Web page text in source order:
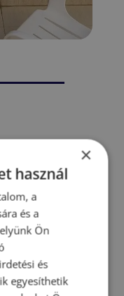
×
használ
a
és a
Ön
és
egyesíthetik